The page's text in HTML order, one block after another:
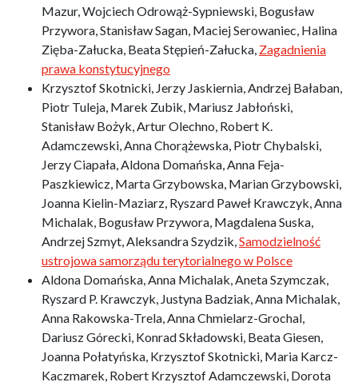
Mazur, Wojciech Odrowąż-Sypniewski, Bogusław
Przywora, Stanisław Sagan, Maciej Serowaniec, Halina
Zięba-Załucka, Beata Stępień-Załucka, Zagadnienia
prawa konstytucyjnego
Krzysztof Skotnicki, Jerzy Jaskiernia, Andrzej Bałaban,
Piotr Tuleja, Marek Zubik, Mariusz Jabłoński,
Stanisław Bożyk, Artur Olechno, Robert K.
Adamczewski, Anna Chorążewska, Piotr Chybalski,
Jerzy Ciapała, Aldona Domańska, Anna Feja-
Paszkiewicz, Marta Grzybowska, Marian Grzybowski,
Joanna Kielin-Maziarz, Ryszard Paweł Krawczyk, Anna
Michalak, Bogusław Przywora, Magdalena Suska,
Andrzej Szmyt, Aleksandra Szydzik,Samodzielność
ustrojowa samorządu terytorialnego w Polsce
Aldona Domańska, Anna Michalak, Aneta Szymczak,
Ryszard P. Krawczyk, Justyna Badziak, Anna Michalak,
Anna Rakowska-Trela, Anna Chmielarz-Grochal,
Dariusz Górecki, Konrad Składowski, Beata Giesen,
Joanna Połatyńska, Krzysztof Skotnicki, Maria Karcz-
Kaczmarek, Robert Krzysztof Adamczewski, Dorota